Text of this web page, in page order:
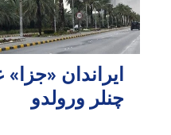
ایراندان «جزا»
چنلر ورولدو